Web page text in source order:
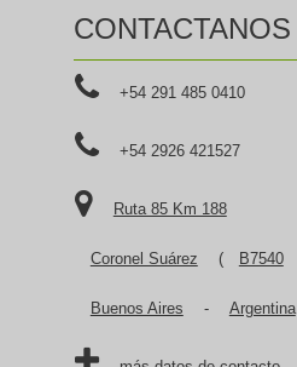
CONTACTANOS
+54 291 485 0410
+54 2926 421527
Ruta 85 Km 188
Coronel Suárez ( B7540
Buenos Aires - Argentina